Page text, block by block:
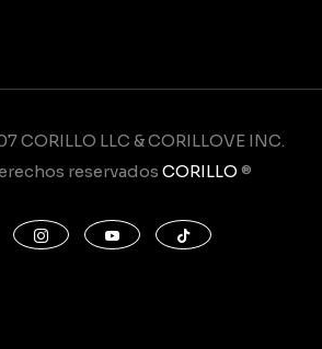
CORILLO LLC & CORILLOVE INC.
reservados CORILLO®